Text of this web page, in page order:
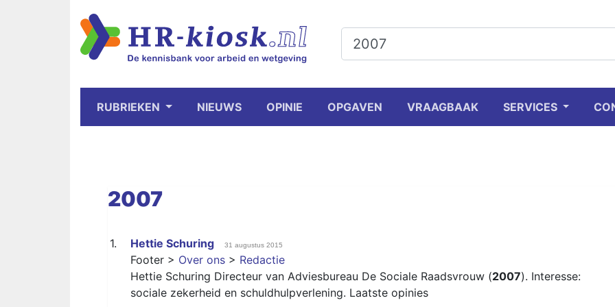
RUBRIEKEN NIEUWS OPINIE OPGAVEN VRAAGBAAK SERVICES
2007
1. Hettie Schuring 31 augustus 2015
Footer > Over ons > Redactie
Hettie Schuring Directeur van Adviesbureau De Sociale Raadsvrouw (2007). Interesse:
sociale zekerheid en schuldhulpverlening. Laatste opinies